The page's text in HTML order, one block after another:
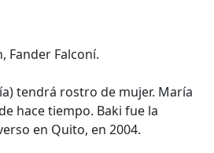
Fander Falconí.
tendrá rostro de mujer. María
hace tiempo. Baki fue la
en Quito, en 2004.